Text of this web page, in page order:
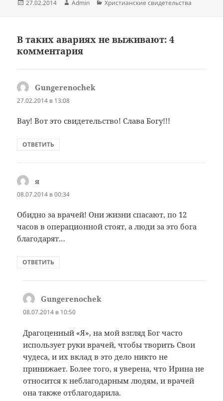
Опубликовано
27.02.2014 Автор
Admin Рубрики
Христианские свидетельства
В таких авариях не выживают: 4
комментария
Gungerenochek
27.02.2014 в 13:08
Вау! Вот это свидетельство! Слава Богу!!!
ОТВЕТИТЬ
я
08.07.2014 в 00:34
Обидно за врачей! Они жизни спасают, по 12
часов в операционной стоят, а люди за это бога
благодарят…
ОТВЕТИТЬ
Gungerenochek
08.07.2014 в 10:50
Драгоценный «Я», на мой взгляд Бог часто
использует руки врачей, чтобы творить Свои
чудеса, и их вклад в это дело никто не
принижает. Более того, я уверена, что Ирина не
относится к неблагодарным людям, и врачей
она также отблагодарила.